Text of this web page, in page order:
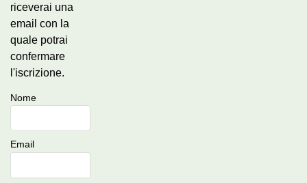
riceverai una
email con la
quale potrai
confermare
l'iscrizione.
Nome
Email